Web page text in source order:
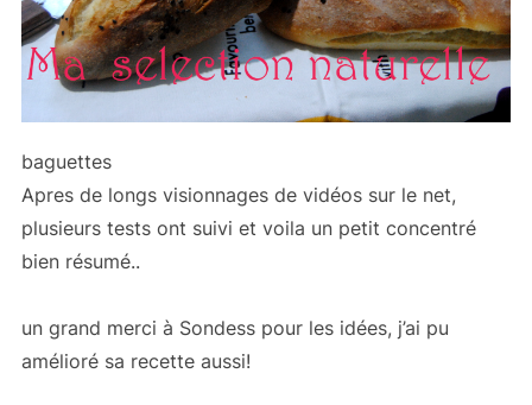
baguettes
Apres de longs visionnages de vidéos sur le net,
plusieurs tests ont suivi et voila un petit concentré
bien résumé..
un grand merci à Sondess pour les idées, j’ai pu
amélioré sa recette aussi!